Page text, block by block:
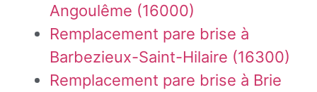
Angoulême (16000)
Remplacement pare brise à
Barbezieux-Saint-Hilaire (16300)
Remplacement pare brise à Brie